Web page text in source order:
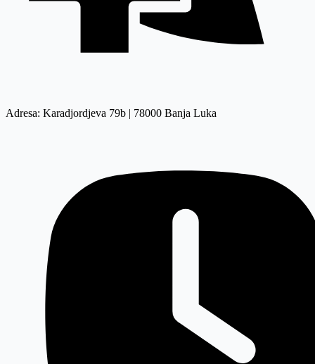
Adresa: Karadjordjeva 79b | 78000 Banja Luka